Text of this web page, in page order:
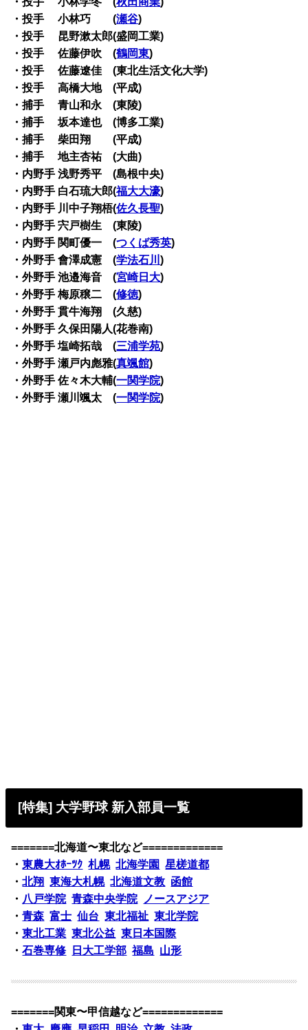
・投手 小林巧 (瀬谷)
・投手 昆野漱太郎(盛岡工業)
・投手 佐藤伊吹 (鶴岡東)
・投手 佐藤遼佳 (東北生活文化大学)
・投手 高橋大地 (平成)
・捕手 青山和永 (東陵)
・捕手 坂本達也 (博多工業)
・捕手 柴田翔 (平成)
・捕手 地主杏祐 (大曲)
・内野手 浅野秀平 (島根中央)
・内野手 白石琉大郎(福大大濠)
・内野手 川中子翔梧(佐久長聖)
・内野手 宍戸樹生 (東陵)
・内野手 関町優一 (つくば秀英)
・外野手 會澤成憲 (学法石川)
・外野手 池邉海音 (宮崎日大)
・外野手 梅原穣二 (修徳)
・外野手 貫牛海翔 (久慈)
・外野手 久保田陽人(花巻南)
・外野手 塩崎拓哉 (三浦学苑)
・外野手 瀬戸内彪雅(真颯館)
・外野手 佐々木大輔(一関学院)
・外野手 瀬川颯太 (一関学院)
[特集] 大学野球 新入部員一覧
=======北海道〜東北など=============
・東農大ｵﾎｰﾂｸ 札幌 北海学園
星槎道都
・北翔 東海大札幌 北海道文教 函館
・ 八戸学院 青森中央学院
ノースアジア
・青森 富士 仙台 東北福祉 東北学院
・東北工業 東北公益 東日本国際
・石巻専修 日大工学部 福島 山形
=======関東〜甲信越など=============